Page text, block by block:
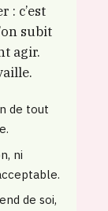
: c’est
subit
agir.
de tout
ni
de soi,